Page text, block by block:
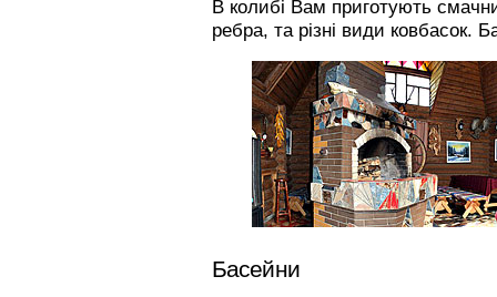
В колибі Вам приготують
ребра, та різні види ковбасок.
Басейни
З